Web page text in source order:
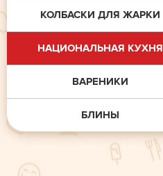
КОЛБАСКИ ДЛЯ ЖАРКИ
НАЦИОНАЛЬНАЯ КУХНЯ
ВАРЕНИКИ
БЛИНЫ